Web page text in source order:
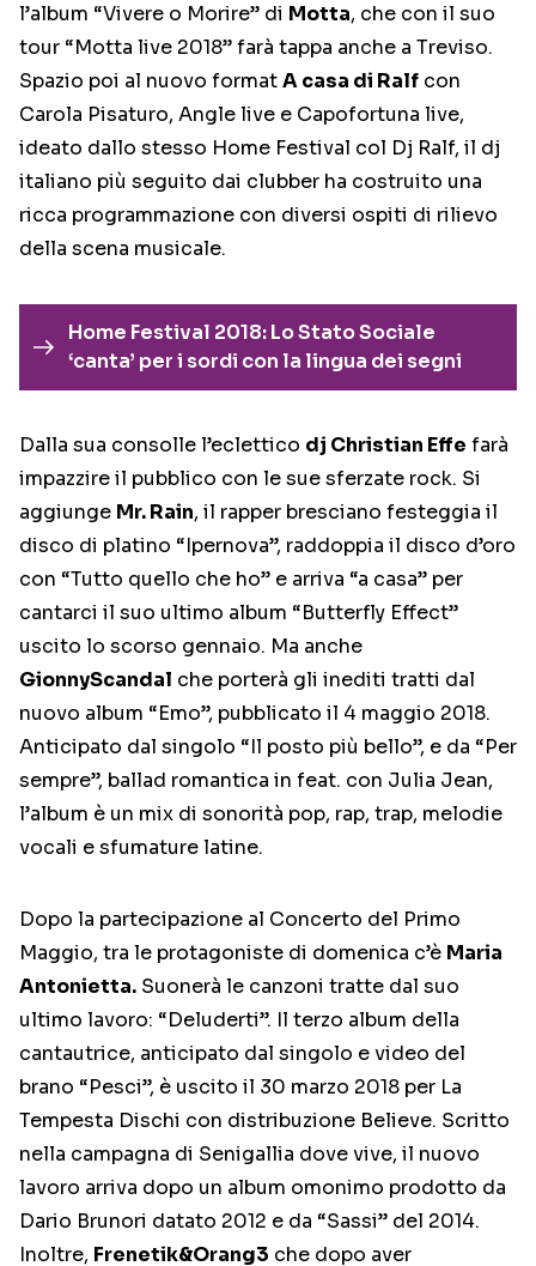
l’album “Vivere o Morire” di Motta, che con il suo
tour “Motta live 2018” farà tappa anche a Treviso.
Spazio poi al nuovo formatA casa di Ralf con
Carola Pisaturo, Angle live e Capofortuna live,
ideato dallo stesso Home Festival col Dj Ralf, il dj
italiano più seguito dai clubber ha costruito una
ricca programmazione con diversi ospiti di rilievo
della scena musicale.
Home Festival 2018: Lo Stato Sociale
‘canta’ per i sordi con la lingua dei segni
Dalla sua consolle l’eclettico dj Christian Effe farà
impazzire il pubblico con le sue sferzate rock. Si
aggiunge Mr. Rain, il rapper bresciano festeggia il
disco di platino “Ipernova”, raddoppia il disco d’oro
con “Tutto quello che ho” e arriva “a casa” per
cantarci il suo ultimo album “Butterfly Effect”
uscito lo scorso gennaio. Ma anche
GionnyScandal che porterà gli inediti tratti dal
nuovo album “Emo”, pubblicato il 4 maggio 2018.
Anticipato dal singolo “Il posto più bello”, e da “Per
sempre”, ballad romantica in feat. con Julia Jean,
l’album è un mix di sonorità pop, rap, trap, melodie
vocali e sfumature latine.
Dopo la partecipazione al Concerto del Primo
Maggio, tra le protagoniste di domenica c’è Maria
Antonietta. Suonerà le canzoni tratte dal suo
ultimo lavoro: “Deluderti”. Il terzo album della
cantautrice, anticipato dal singolo e video del
brano “Pesci”, è uscito il 30 marzo 2018 per La
Tempesta Dischi con distribuzione Believe. Scritto
nella campagna di Senigallia dove vive, il nuovo
lavoro arriva dopo un album omonimo prodotto da
Dario Brunori datato 2012 e da “Sassi” del 2014.
Inoltre, Frenetik&Orang3 che dopo aver